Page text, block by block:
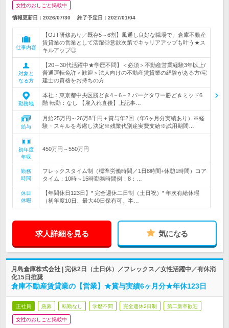
女性のおしごと掲載中
情報更新日：2026/07/30 終了予定日： 2027/01/04
仕事内容
【OJT研修あり／既存5～6割】風通し良好な職場で、倉庫不動産
賃貸業の営業として活躍◎意欲次第でキャリアアップも叶う★ス
キルアップ◎
対象と
なる方
【20～30代活躍中★学歴不問】＜必須＞不動産営業経験3年以上/
普通運転免許＜歓迎＞法人向けの不動産賃貸業の経験がある方/宅
建士の資格をお持ちの方
勤務地
本社：東京都中央区勝どき4－6－2 パークタワー勝どきミッド6
階 転勤：なし 【雇入れ直後】上記事…
給与
月給25万円～26万8千円＋賞与年2回（年6ヶ月分実績あり）※経
験・スキルを考慮し決定※残業代別途実費支給※試用期間…
初年度
年収
450万円～550万円
勤務
時間
フレックスタイム制（標準労働時間／1日8時間+休憩1時間）コア
タイム：10時～15時勤務時間例：8：…
休日
休暇
【年間休日123日】* 完全週休二日制（土日祝）* 年次有給休暇
（初年度10日、最大40日保有可、半…
求人詳細を見る 気になる
月島倉庫株式会社 | 完休2日（土日休）／フレックス／女性活躍中／有休消
化15日推奨
倉庫不動産賃貸業の【営業】★賞与実績6ヶ月分★年休123日
正社員 急募 転勤なし 学歴不問 完全週休2日制 第二新卒歓迎
女性のおしごと掲載中